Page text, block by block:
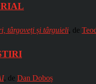
târgoveți și târguieli, de
, de Dan Doboș